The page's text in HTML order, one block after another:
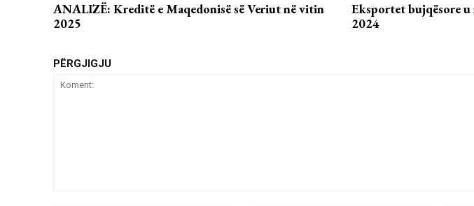
ANALIZË: Kreditë e Maqedonisë së Veriut në vitin
2025
Eksportet bujqësore
2024
PËRGJIGJU